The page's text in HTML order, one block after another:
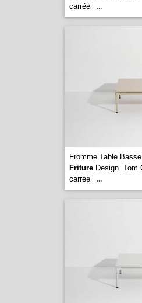
carrée
...
Fromme Table
FritureDesign. Tom
carrée
...